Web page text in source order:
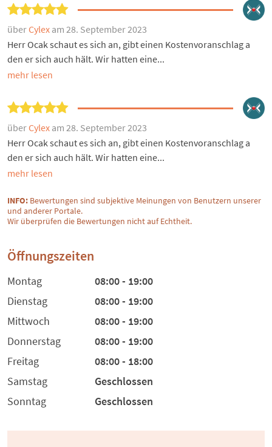
überCylex am 28. September 2023
Herr Ocak schaut es sich an, gibt einen Kostenvoranschlag a
den er sich auch hält. Wir hatten eine...
mehr lesen
überCylex am 28. September 2023
Herr Ocak schaut es sich an, gibt einen Kostenvoranschlag a
den er sich auch hält. Wir hatten eine...
mehr lesen
INFO: Bewertungen sind subjektive Meinungen von Benutzern unserer
und anderer Portale.
Wir überprüfen die Bewertungen nicht auf Echtheit.
Öffnungszeiten
Montag
08:00 - 19:00
Dienstag
08:00 - 19:00
Mittwoch
08:00 - 19:00
Donnerstag
08:00 - 19:00
Freitag
08:00 - 18:00
Samstag
Geschlossen
Sonntag
Geschlossen